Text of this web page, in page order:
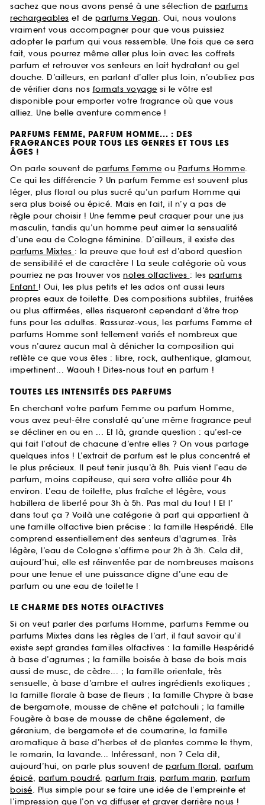
sachez que nous avons pensé à une sélection de parfums
rechargeables et de parfums Vegan. Oui, nous voulons
vraiment vous accompagner pour que vous puissiez
adopter le parfum qui vous ressemble. Une fois que ce sera
fait, vous pourrez même aller plus loin avec les coffrets
parfum et retrouver vos senteurs en lait hydratant ou gel
douche. D’ailleurs, en parlant d’aller plus loin, n’oubliez pas
de vérifier dans nos formats voyage si le vôtre est
disponible pour emporter votre fragrance où que vous
alliez. Une belle aventure commence !
PARFUMS FEMME, PARFUM HOMME... : DES
FRAGRANCES POUR TOUS LES GENRES ET TOUS LES
ÂGES !
On parle souvent de parfums Femme ou Parfums Homme.
Ce qui les différencie ? Un parfum Femme est souvent plus
léger, plus floral ou plus sucré qu’un parfum Homme qui
sera plus boisé ou épicé. Mais en fait, il n’y a pas de
règle pour choisir ! Une femme peut craquer pour une jus
masculin, tandis qu’un homme peut aimer la sensualité
d’une eau de Cologne féminine. D’ailleurs, il existe des
parfums Mixtes : la preuve que tout est d’abord question
de sensibilité et de caractère ! La seule catégorie où vous
pourriez ne pas trouver vos notes olfactives : les parfums
Enfant ! Oui, les plus petits et les ados ont aussi leurs
propres eaux de toilette. Des compositions subtiles, fruitées
ou plus affirmées, elles risqueront cependant d’être trop
funs pour les adultes. Rassurez-vous, les parfums Femme et
parfums Homme sont tellement variés et nombreux que
vous n’aurez aucun mal à dénicher la composition qui
reflète ce que vous êtes : libre, rock, authentique, glamour,
impertinent... Waouh ! Dites-nous tout en parfum !
TOUTES LES INTENSITÉS DES PARFUMS
En cherchant votre parfum Femme ou parfum Homme,
vous avez peut-être constaté qu’une même fragrance peut
se décliner en ou en ... Et là, grande question : qu’est-ce
qui fait l’atout de chacune d’entre elles ? On vous partage
quelques infos ! L’extrait de parfum est le plus concentré et
le plus précieux. Il peut tenir jusqu’à 8h. Puis vient l’eau de
parfum, moins capiteuse, qui sera votre alliée pour 4h
environ. L’eau de toilette, plus fraîche et légère, vous
habillera de liberté pour 3h à 5h. Pas mal du tout ! Et l’
dans tout ça ? Voilà une catégorie à part qui appartient à
une famille olfactive bien précise : la famille Hespéridé. Elle
comprend essentiellement des senteurs d'agrumes. Très
légère, l’eau de Cologne s’affirme pour 2h à 3h. Cela dit,
aujourd’hui, elle est réinventée par de nombreuses maisons
pour une tenue et une puissance digne d’une eau de
parfum ou une eau de toilette !
LE CHARME DES NOTES OLFACTIVES
Si on veut parler des parfums Homme, parfums Femme ou
parfums Mixtes dans les règles de l’art, il faut savoir qu’il
existe sept grandes familles olfactives : la famille Hespéridé
à base d’agrumes ; la famille boisée à base de bois mais
aussi de musc, de cèdre... ; la famille orientale, très
sensuelle, à base d’ambre et autres ingrédients exotiques ;
la famille florale à base de fleurs ; la famille Chypre à base
de bergamote, mousse de chêne et patchouli ; la famille
Fougère à base de mousse de chêne également, de
géranium, de bergamote et de coumarine, la famille
aromatique à base d’herbes et de plantes comme le thym,
le romarin, la lavande... Intéressant, non ? Cela dit,
aujourd’hui, on parle plus souvent de parfum floral, parfum
épicé, parfum poudré, parfum frais, parfum marin, parfum
boisé. Plus simple pour se faire une idée de l’empreinte et
l’impression que l’on va diffuser et graver derrière nous !